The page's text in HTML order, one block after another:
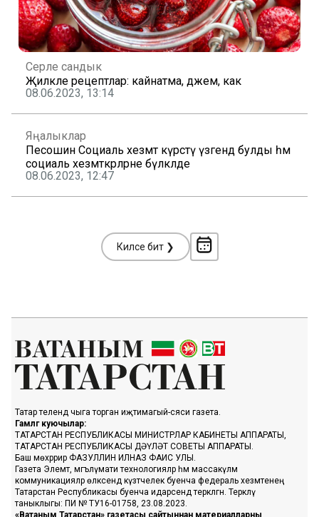
Серле сандык
Җиләкле рецептлар: кайнатма, джем, как
08.06.2023, 13:14
Яңалыклар
Песошин Социаль хезмәт күрсәтү үзәгендә булды һәм
социаль хезмәткәрләрне бүләкләде
08.06.2023, 12:47
Киләсе бит ❯
Татар телендә чыга торган иҗтимагый-сәяси газета.
Гамәлгә куючылар:
ТАТАРСТАН РЕСПУБЛИКАСЫ МИНИСТРЛАР КАБИНЕТЫ АППАРАТЫ,
ТАТАРСТАН РЕСПУБЛИКАСЫ ДӘҮЛӘТ СОВЕТЫ АППАРАТЫ.
Баш мөхәррир ФАЗУЛЛИН ИЛНАЗ ФАИС УЛЫ.
Газета Элемтә, мәгълүмати технологияләр һәм массакүләм
коммуникацияләр өлкәсендә күзәтчелек буенча федераль хезмәтенең
Татарстан Республикасы буенча идарәсендә теркәлгән. Теркәлү
таныклыгы: ПИ № ТУ16-01758, 23.08.2023.
«Ватаным Татарстан» газетасы сайтыннан материалларны